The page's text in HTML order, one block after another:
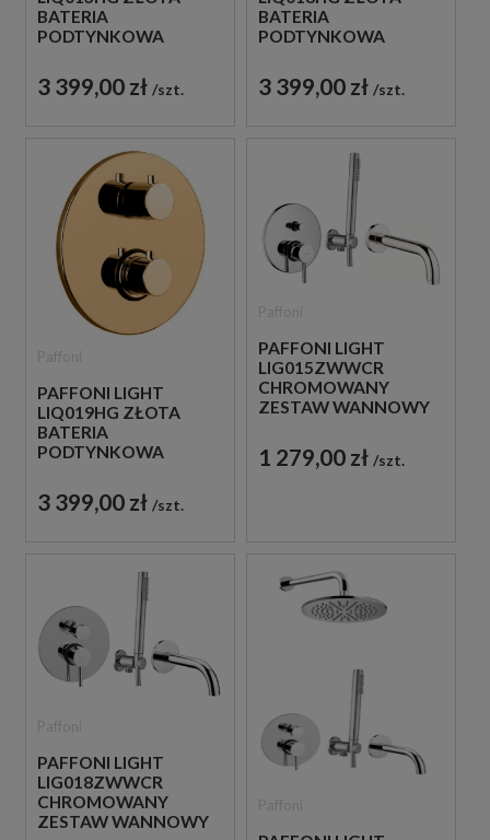
BATERIA
PODTYNKOWA
DROŻNA
3 399,00 zł szt.
BATERIA
PODTYNKOWA
DROŻNA
3 399,00 zł szt.
PAFFONI LIGHT
LIQ019HG ZŁOTA
BATERIA
PODTYNKOWA
DROŻNA
3 399,00 zł szt.
PAFFONI LIGHT
LIG015ZWWCR
CHROMOWANY
ZESTAW WANNOWY
SŁUCHAWKĄ
PRYSZNICOWĄ
1 279,00 zł szt.
PAFFONI LIGHT
LIG018ZWWCR
CHROMOWANY
ZESTAW WANNOWY